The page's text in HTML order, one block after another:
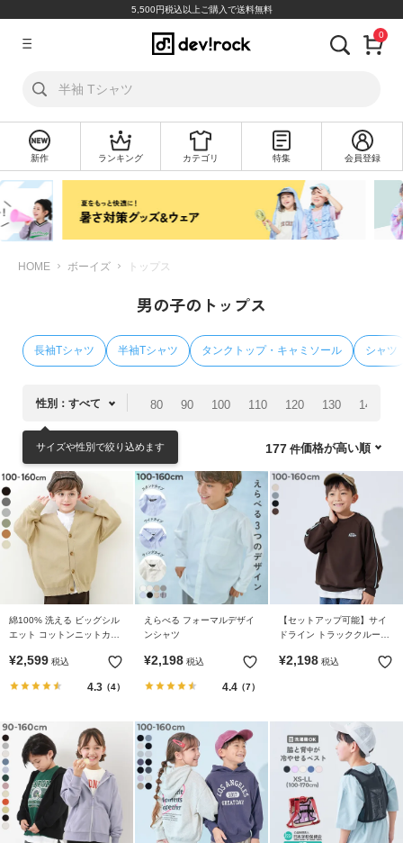
5,500円税込以上ご購入で送料無料
ロ
イ
ン
新
規
会
員
登
カ
ら
探
ラ
ン
グ
ら
探
新
作
か
ら
探
0
新作 ランキング カテゴリ 特集 会員登録
HOME ボーイズ トップス
男の子のトップス
長袖Tシャツ 半袖Tシャツ タンクトップ・キャミソール シャツ
性別：すべて 80 90 100 110 120 130 140
サイズや性別で絞り込めます 価格が高い順
177
綿100% 洗える ビッグシル
エット コットンニットカー
¥2,599 税込
4.3（4）
えらべる フォーマルデザイ
ンシャツ
¥2,198 税込
4.4（7）
【セットアップ可能】サイ
ドライン トラッククルーネ
¥2,198 税込